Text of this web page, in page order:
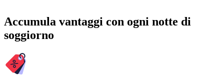
Accumula vantaggi con ogni notte di
soggiorno